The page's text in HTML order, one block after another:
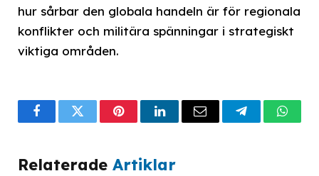
hur sårbar den globala handeln är för regionala
konflikter och militära spänningar i strategiskt
viktiga områden.
FacebookTwitterPinterestLinkedInEmail Telegram
Relaterade Artiklar